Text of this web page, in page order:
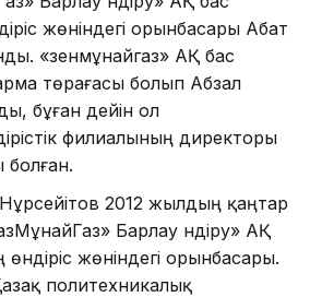
жөніндегі орынбасары Абат
«Өзенмұнайгаз» АҚ бас
төрағасы болып Абзал
бұған дейін ол
филиалының директоры
болған.
2012 жылдың қаңтар
Барлау Өндіру» АҚ
жөніндегі орынбасары.
политехникалық